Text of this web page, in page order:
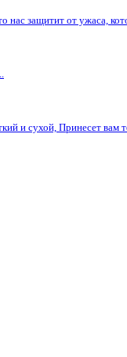
защитит от ужаса,
и сухой, Принесет вам